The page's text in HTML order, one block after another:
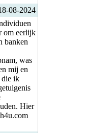
08-2024
om eerlijk
banken
was
mij en
die ik
Hier